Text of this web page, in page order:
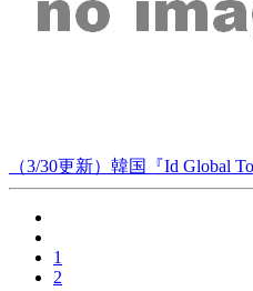
（3/30更新）韓国『Id Global
1
2